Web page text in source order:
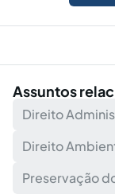
Assuntos
Direito
Direito
Preservação